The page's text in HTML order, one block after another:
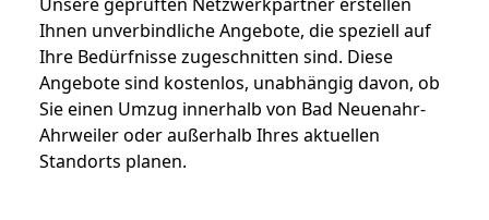
Ihnen unverbindliche Angebote, die speziell auf
Ihre Bedürfnisse zugeschnitten sind. Diese
Angebote sind kostenlos, unabhängig davon, ob
Sie einen Umzug innerhalb von Bad Neuenahr-
Ahrweiler oder außerhalb Ihres aktuellen
Standorts planen.